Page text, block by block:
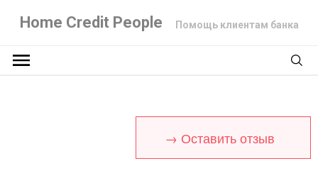
Home Credit People Помощь клиентам банка
→ Оставить отзыв